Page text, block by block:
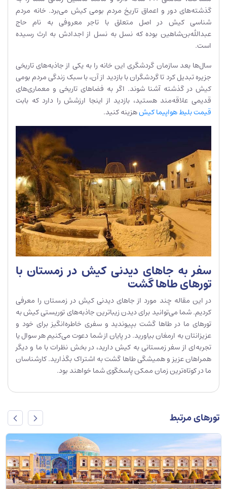
گذشته‌های دور و اعماق تاریخ مردم بومی کیش می‌برد. خانه مردم
شناسی کیش در اصل متعلق با تاجر معروفی به نام حاج
عبدالله‌بن‌شاهین بوده که نسل به نسل از اجدادش به ارث رسیده
است.
سال‌ها بعد سازمان گردشگری این خانه را به یکی از جاذبه‌های تاریخی
جزیره تبدیل کرد تا گردشگران با بازدید از آن، با سبک زندگی مردم بومی
کیش در گذشته آشنا شوند. اگر به فضاهای تاریخی و معماری‌های
قدیمی علاقه‌مند هستید، بازدید از اینجا ارزشش را دارد که بابت
قیمت بلیط هواپیما کیشهزینه کنید.
سفر به جاهای دیدنی کیش در زمستان با
تورهای طاها گشت
در این مقاله چند مورد از جاهای دیدنی کیش در زمستان را معرفی
کردیم. شما می‌توانید برای دیدن زیباترین جاذبه‌های توریستی کیش به
تورهای ما در طاها گشت بپیوندید و سفری خاطره‌انگیز برای خود و
عزیزانتان به ارمغان بیاورید. در پایان از شما دعوت می‌کنیم هر سوال یا
تجربه‌ای از سفر زمستانی به کیش دارید، در بخش نظرات با ما و دیگر
همراهان عزیز و همیشگی طاها گشت به اشتراک بگذارید. کارشناسان
ما در کوتاه‌ترین زمان ممکن پاسخگوی شما خواهند بود.
تورهای مرتبط